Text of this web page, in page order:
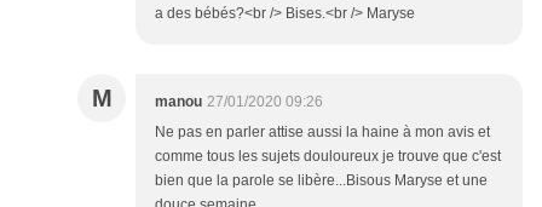
a des bébés?<br /> Bises.<br /> Maryse
M manou 27/01/2020 09:26
Ne pas en parler attise aussi la haine à mon avis et
comme tous les sujets douloureux je trouve que c'est
bien que la parole se libère...Bisous Maryse et une